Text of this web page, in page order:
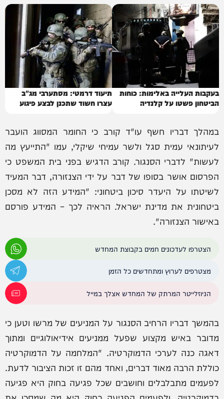
בעקבות העלייה באלימות: כוחות
הביטחון פשטו על קלנדיה
תיעוד דרמטי: מסתערבי מג"ב
עצרו חשוד שתכנן לבצע פיגוע
במהלך דבריו חשף עו"ד קורב כי החומר המסווג הועבר
לעיתונאי עמית סגל ולשר עמיחי שיקלי, עמו "התייעץ מה
לעשות" לדברי הסנגור. קורב הדגיש בפני בית המשפט כי
הפרסום אושר בסופו של דבר על ידי הצנזורה, דבר המעיד
לשיטתו על היעדר סיכון ביטחוני: "המידע הזה לא מסכן
ביטחונית את מדינת ישראל. הראיה לכך – המידע פורסם
באישור הצנזורה".
הצטרפו לעדכונים חמים בקבוצת המחדש
מצטרפים לערוץ ומתחדשים כל הזמן
הניוזלייטר המרתק של המחדש אצלך במייל
בהמשך דבריו הרחיב הסנגור על המניעים של מרשו וטען כי
מדובר באיש מקצוע שפעל ממניעים אידיאולוגיים ומתוך
דאגה כנה לערכי הדמוקרטיה. "המלחמה על הדמוקרטיה
כוללת הרבה מאוד דברים, ואחד מהם זו זכות הציבור לדעת.
לפעמים מתבלבלים וחושבים שכל פגיעה בחוק היא פגיעה